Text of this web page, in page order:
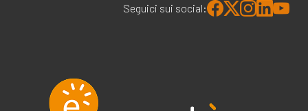
Seguici sui social: